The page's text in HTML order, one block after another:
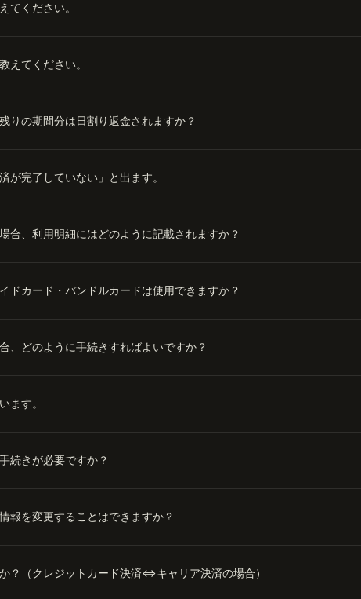
てください。
えてください。
りの期間分は日割り返金されますか？
が完了していない」と出ます。
合、利用明細にはどのように記載されますか？
ドカード・バンドルカードは使用できますか？
、どのように手続きすればよいですか？
ます。
続きが必要ですか？
報を変更することはできますか？
？（クレジットカード決済⇔キャリア決済の場合）